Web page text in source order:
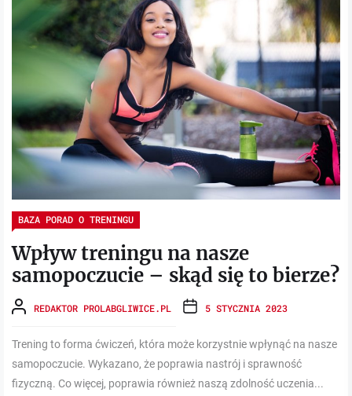
BAZA PORAD O TRENINGU
Wpływ treningu na nasze
samopoczucie – skąd się to bierze?
REDAKTOR PROLABGLIWICE.PL 5 STYCZNIA 2023
Trening to forma ćwiczeń, która może korzystnie wpłynąć na nasze
samopoczucie. Wykazano, że poprawia nastrój i sprawność
fizyczną. Co więcej, poprawia również naszą zdolność uczenia...